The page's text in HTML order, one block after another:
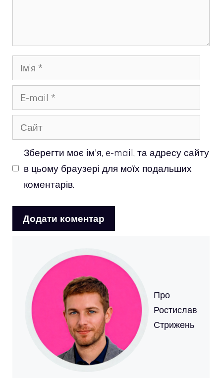
Ім’я
mail
Сайт
Зберегти моє ім'я, e-mail, та адресу сайту
в цьому браузері для моїх подальших
коментарів.
Про
Ростислав
Стрижень